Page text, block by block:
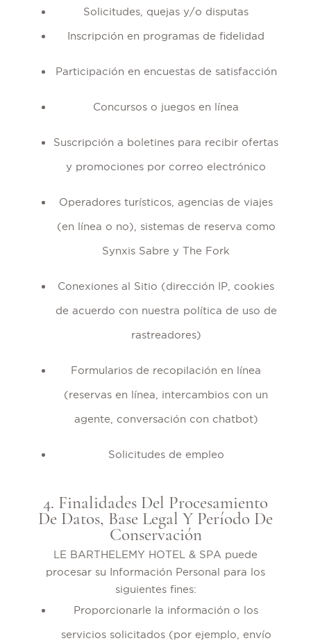
Solicitudes, quejas y/o disputas
Inscripción en programas de fidelidad
Participación en encuestas de satisfacción
Concursos o juegos en línea
Suscripción a boletines para recibir ofertas
y promociones por correo electrónico
Operadores turísticos, agencias de viajes
(en línea o no), sistemas de reserva como
Synxis Sabre y The Fork
Conexiones al Sitio (dirección IP, cookies
de acuerdo con nuestra política de uso de
rastreadores)
Formularios de recopilación en línea
(reservas en línea, intercambios con un
agente, conversación con chatbot)
Solicitudes de empleo
4. Finalidades Del Procesamiento
De Datos, Base Legal Y Período De
Conservación
LE BARTHELEMY HOTEL & SPA puede
procesar su Información Personal para los
siguientes fines:
Proporcionarle la información o los
servicios solicitados (por ejemplo, envío